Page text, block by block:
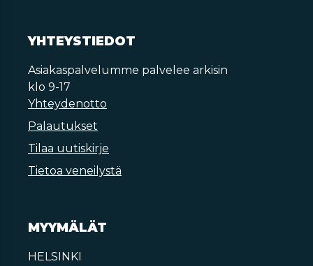
YHTEYSTIEDOT
Asiakaspalvelumme palvelee arkisin
klo 9-17
Yhteydenotto
Palautukset
Tilaa uutiskirje
Tietoa veneilystä
MYYMÄLÄT
HELSINKI